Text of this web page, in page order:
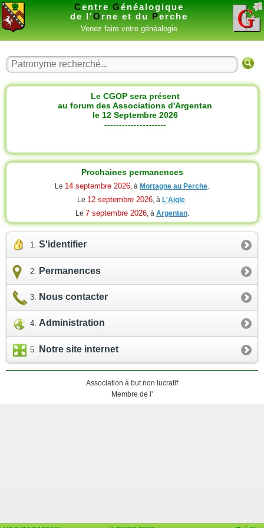
Centre Généalogique
de l'O rne et du Perche
Venez faire votre généalogie
Le CGOP sera présent
au forum des Associations d'Argentan
le 12 Septembre 2026
---------------------
Prochaines permanences
Le 14 septembre 2026, à Mortagne au Perche.
Le 12 septembre 2026, à L'Aigle.
Le 7 septembre 2026, à Argentan.
S'identifier
Permanences
Nous contacter
Administration
Notre site internet
Association à but non lucratif
Membre de l'